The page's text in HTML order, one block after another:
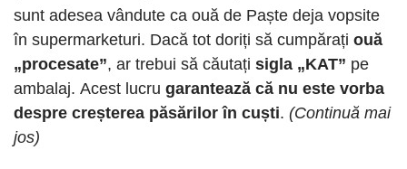
sunt adesea vândute ca ouă de Paște deja vopsite
în supermarketuri. Dacă tot doriți să cumpărați ouă
„procesate”, ar trebui să căutați sigla „KAT” pe
ambalaj. Acest lucru garantează că nu este vorba
despre creșterea păsărilor în cuști. (Continuă mai
jos)